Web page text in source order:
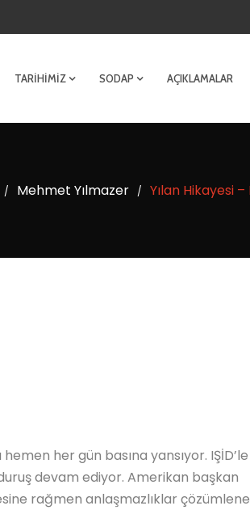
TARIHIMIZ SODAP AÇIKLAMALAR
/ Mehmet Yılmazer / Yılan Hikayesi
her gün basına yansıyor. IŞİD’le
devam ediyor. Amerikan başkan
rağmen anlaşmazlıklar